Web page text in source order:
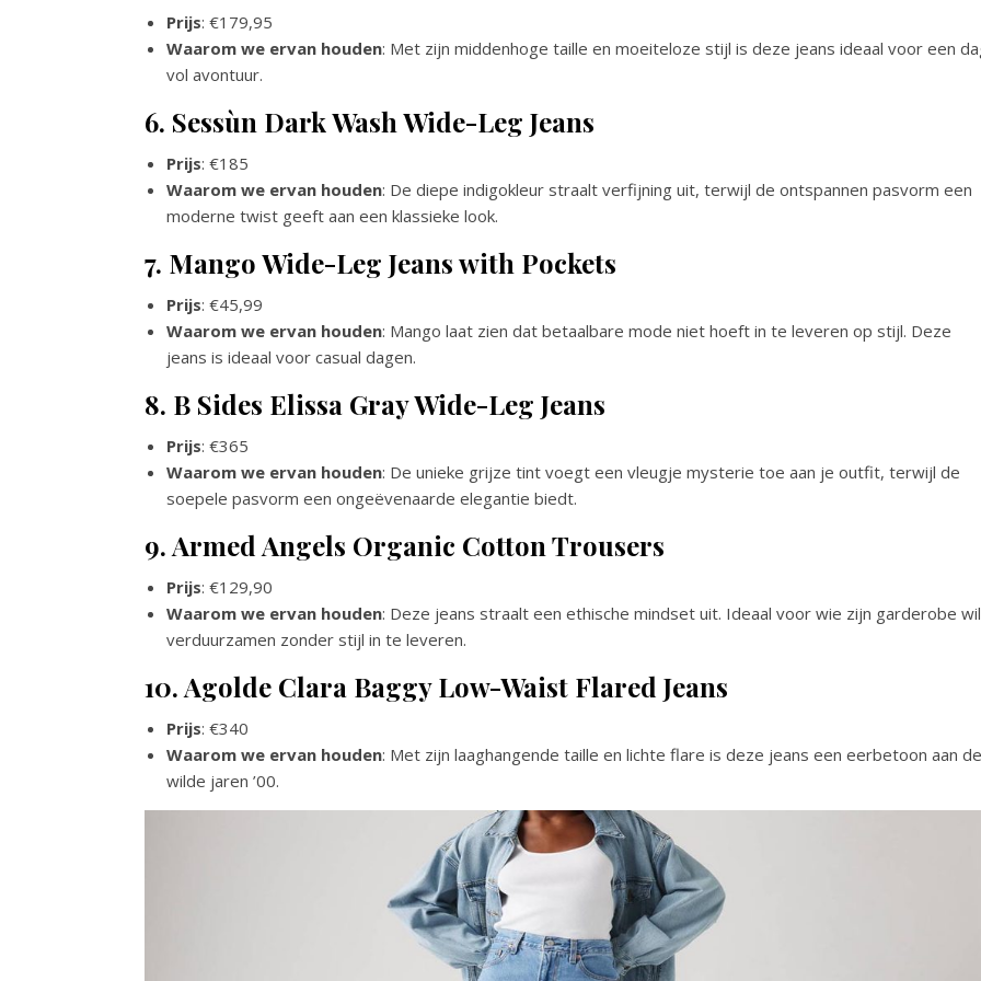
Prijs: €179,95
Waarom we ervan houden: Met zijn middenhoge taille en moeiteloze stijl is deze jeans ideaal voor een
vol avontuur.
6. Sessùn Dark Wash Wide-Leg Jeans
Prijs: €185
Waarom we ervan houden: De diepe indigokleur straalt verfijning uit, terwijl de ontspannen pasvorm een
moderne twist geeft aan een klassieke look.
7. Mango Wide-Leg Jeans with Pockets
Prijs: €45,99
Waarom we ervan houden: Mango laat zien dat betaalbare mode niet hoeft in te leveren op stijl. Deze
jeans is ideaal voor casual dagen.
8. B Sides Elissa Gray Wide-Leg Jeans
Prijs: €365
Waarom we ervan houden: De unieke grijze tint voegt een vleugje mysterie toe aan je outfit, terwijl de
soepele pasvorm een ongeëvenaarde elegantie biedt.
9. Armed Angels Organic Cotton Trousers
Prijs: €129,90
Waarom we ervan houden: Deze jeans straalt een ethische mindset uit. Ideaal voor wie zijn garderobe wil
verduurzamen zonder stijl in te leveren.
10. Agolde Clara Baggy Low-Waist Flared Jeans
Prijs: €340
Waarom we ervan houden: Met zijn laaghangende taille en lichte flare is deze jeans een eerbetoon aan de
wilde jaren ’00.